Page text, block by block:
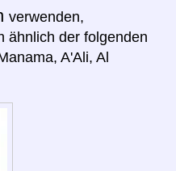
verwenden,
ähnlich der folgenden
A'Ali, Al